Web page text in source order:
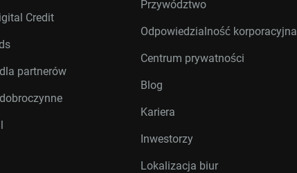
Credit
partnerów
Przywództwo
Odpowiedzialność korporacyjna
Centrum prywatności
Blog
Kariera
Inwestorzy
Lokalizacja biur